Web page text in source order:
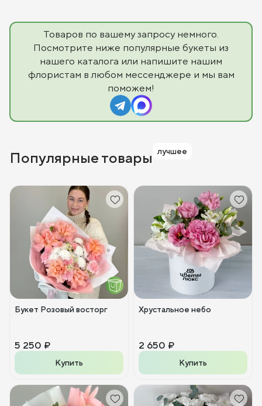
Товаров по вашему запросу немного.
Посмотрите ниже популярные букеты из
нашего каталога или напишите нашим
флористам в любом мессенджере и мы вам
поможем!
Популярные товары лучшее
Букет Розовый восторг
5 250 ₽
Купить
Хрустальное небо
2 650 ₽
Купить